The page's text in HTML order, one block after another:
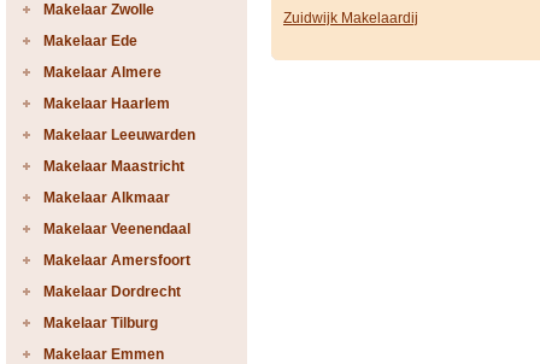
Makelaar Zwolle
Makelaar Ede
Makelaar Almere
Makelaar Haarlem
Makelaar Leeuwarden
Makelaar Maastricht
Makelaar Alkmaar
Makelaar Veenendaal
Makelaar Amersfoort
Makelaar Dordrecht
Makelaar Tilburg
Makelaar Emmen
Zuidwijk Makelaardij